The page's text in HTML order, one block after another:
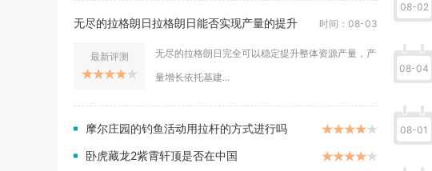
无尽的拉格朗日拉格朗日能否实现产量的提升 时间：08-03
最新评测
无尽的拉格朗日完全可以稳定提升整体资源产量，产
量增长依托基建...
摩尔庄园的钓鱼活动用拉杆的方式进行吗
卧虎藏龙2紫霄轩顶是否在中国
08-02
08-04
08-01